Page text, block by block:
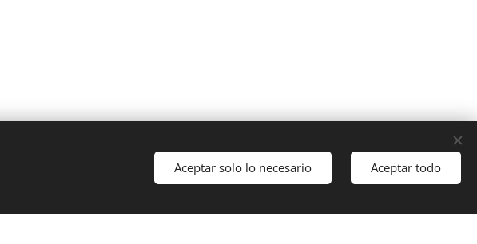
Cookies
Idiomas
Français Español
Aceptar solo lo necesario Aceptar todo